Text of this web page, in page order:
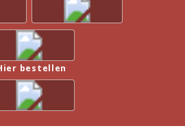
bestellen